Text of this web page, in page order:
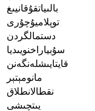
بالىياتقۇقانيىغ
توپلاميۇچۇرى
دستمالگردن
سۇبياراخنويىديا
قايتايىشلەنگەنن
مانومېتېر
نقطالانطلاق
يىتچىشى